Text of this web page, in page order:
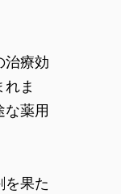
治療効
ま
薬用
を果た